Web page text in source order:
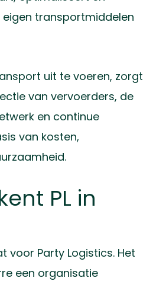
transportmiddelen
uit te voeren, zorgt
van vervoerders, de
en continue
van kosten,
PL in
voor Party Logistics. Het
een organisatie